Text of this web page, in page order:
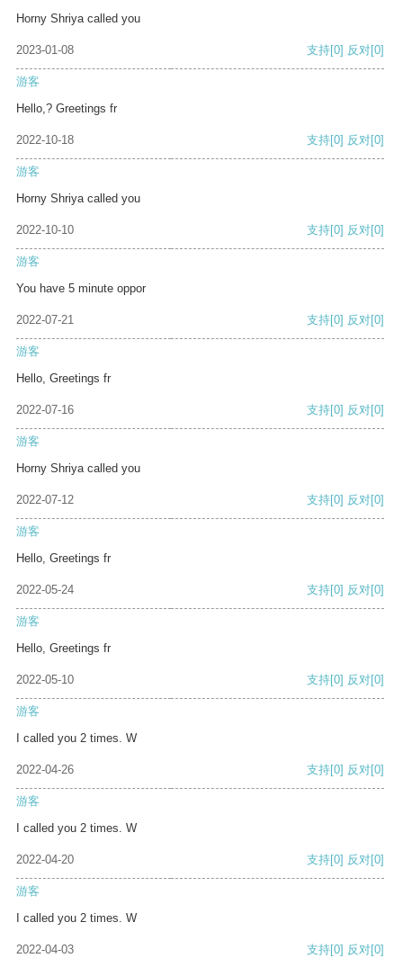
Horny Shriya called you
2023-01-08 支持[0] 反对[0]
游客
Hello,? Greetings fr
2022-10-18 支持[0] 反对[0]
游客
Horny Shriya called you
2022-10-10 支持[0] 反对[0]
游客
You have 5 minute oppor
2022-07-21 支持[0] 反对[0]
游客
Hello, Greetings fr
2022-07-16 支持[0] 反对[0]
游客
Horny Shriya called you
2022-07-12 支持[0] 反对[0]
游客
Hello, Greetings fr
2022-05-24 支持[0] 反对[0]
游客
Hello, Greetings fr
2022-05-10 支持[0] 反对[0]
游客
I called you 2 times. W
2022-04-26 支持[0] 反对[0]
游客
I called you 2 times. W
2022-04-20 支持[0] 反对[0]
游客
I called you 2 times. W
2022-04-03 支持[0] 反对[0]